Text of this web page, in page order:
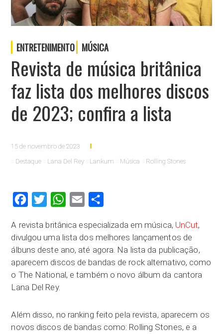
ENTRETENIMENTO MÚSICA
Revista de música britânica
faz lista dos melhores discos
de 2023; confira a lista
15 de novembro de 2023
Destaque
Lana Del Rey Lankum Música Rolling Stones
FacebookTwitter WhatsApp
Email
A revista britânica especializada em música, UnCut,
divulgou uma lista dos melhores lançamentos de
álbuns deste ano, até agora. Na lista da publicação,
aparecem discos de bandas de rock alternativo, como
o The National, e também o novo álbum da cantora
Lana Del Rey.
Além disso, no ranking feito pela revista, aparecem os
novos discos de bandas como: Rolling Stones, e a